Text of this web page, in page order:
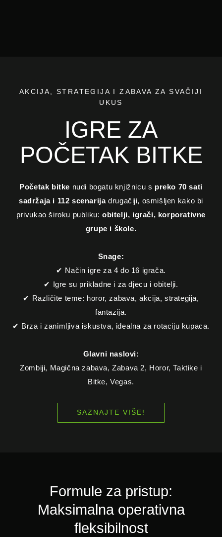
AKCIJA, STRATEGIJA I ZABAVA ZA SVAČIJI
UKUS
IGRE ZA
POČETAK BITKE
Početak bitke nudi bogatu knjižnicu s preko 70 sati
sadržaja i 112 scenarijadrugačiji, osmišljen kako bi
privukao široku publiku: obitelji, igrači, korporativne
grupe i škole.
Snage:
✔ Način igre za 4 do 16 igrača.
✔ Igre su prikladne i za djecu i obitelji.
✔ Različite teme: horor, zabava, akcija, strategija,
fantazija.
✔ Brza i zanimljiva iskustva, idealna za rotaciju kupaca.
Glavni naslovi:
Zombiji, Magična zabava, Zabava 2, Horor, Taktike i
Bitke, Vegas.
SAZNAJTE VIŠE!
Formule za pristup:
Maksimalna operativna
fleksibilnost